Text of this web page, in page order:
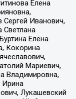
Елена
Иванович,
Светлана
Елена
Кокорина
Мариевич,
Владимировна,
Ирина
Лукашевский